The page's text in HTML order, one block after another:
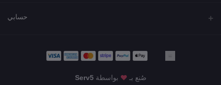
حسابي
صُنع بـ بواسطة Serv5